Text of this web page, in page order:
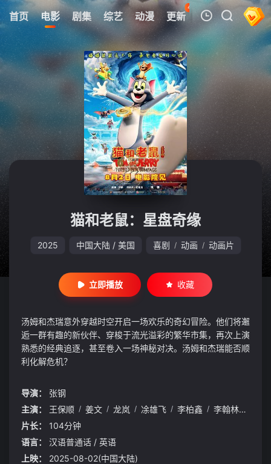
首页 电影 剧集 综艺 动漫 更新
48
热榜 APP
我的观影记录
暂无观看影片的记录
猫和老鼠：星盘奇缘
2025 中国大陆 / 美国 喜剧 / 动画 / 动画片
立即播放 收藏
汤姆和杰瑞意外穿越时空开启一场欢乐的奇幻冒险。他们将邂
逅一群有趣的新伙伴、穿梭于流光溢彩的繁华市集，再次上演
熟悉的经典追逐，甚至卷入一场神秘对决。汤姆和杰瑞能否顺
利化解危机？
导演：
张钢
主演：
王保顺 / 姜文 / 龙岚 / 凃雄飞 / 李柏鑫 / 李翰林
片长：
104分钟
语言：
汉语普通话 / 英语
上映：
2025-08-02(中国大陆)